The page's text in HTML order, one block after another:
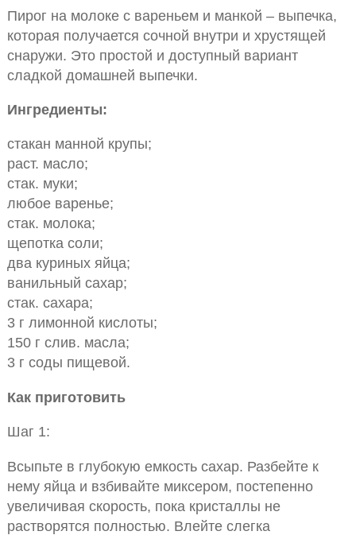
Пирог на молоке с вареньем и манкой – выпечка,
которая получается сочной внутри и хрустящей
снаружи. Это простой и доступный вариант
сладкой домашней выпечки.
Ингредиенты:
стакан манной крупы;
раст. масло;
стак. муки;
любое варенье;
стак. молока;
щепотка соли;
два куриных яйца;
ванильный сахар;
стак. сахара;
3 г лимонной кислоты;
150 г слив. масла;
3 г соды пищевой.
Как приготовить
Шаг 1:
Всыпьте в глубокую емкость сахар. Разбейте к
нему яйца и взбивайте миксером, постепенно
увеличивая скорость, пока кристаллы не
растворятся полностью. Влейте слегка